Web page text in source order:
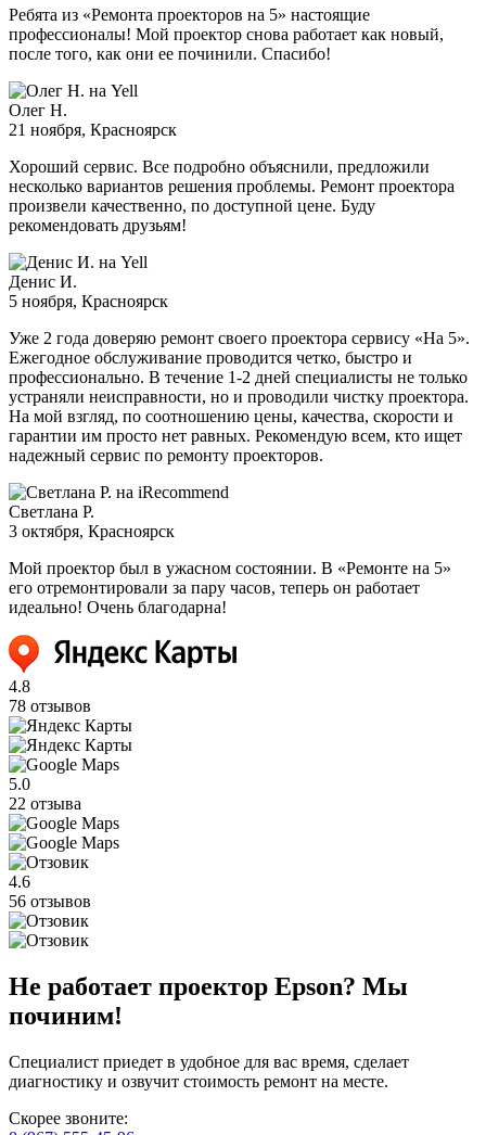
Ребята из «Ремонта проекторов на 5» настоящие
профессионалы! Мой проектор снова работает как новый,
после того, как они ее починили. Спасибо!
Олег Н.
21 ноября, Красноярск
Хороший сервис. Все подробно объяснили, предложили
несколько вариантов решения проблемы. Ремонт проектора
произвели качественно, по доступной цене. Буду
рекомендовать друзьям!
Денис И.
5 ноября, Красноярск
Уже 2 года доверяю ремонт своего проектора сервису «На 5».
Ежегодное обслуживание проводится четко, быстро и
профессионально. В течение 1-2 дней специалисты не только
устраняли неисправности, но и проводили чистку проектора.
На мой взгляд, по соотношению цены, качества, скорости и
гарантии им просто нет равных. Рекомендую всем, кто ищет
надежный сервис по ремонту проекторов.
Светлана Р.
3 октября, Красноярск
Мой проектор был в ужасном состоянии. В «Ремонте на 5»
его отремонтировали за пару часов, теперь он работает
идеально! Очень благодарна!
4.8
78 отзывов
5.0
22 отзыва
4.6
56 отзывов
Не работает проектор Epson? Мы
починим!
Специалист приедет в удобное для вас время, сделает
диагностику и озвучит стоимость ремонт на месте.
Скорее звоните: